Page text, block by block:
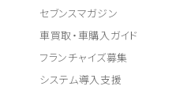
セブンスマガジン
車買取・車購入ガイド
フランチャイズ募集
システム導入支援